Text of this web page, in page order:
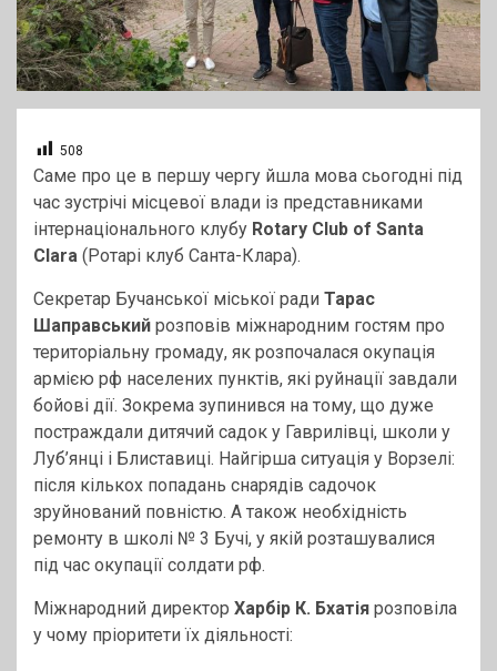
508
Саме про це в першу чергу йшла мова сьогодні під
час зустрічі місцевої влади із представниками
інтернаціонального клубу Rotary Club of Santa
Clara (Ротарі клуб Санта-Клара).
Секретар Бучанської міської ради Тарас
Шаправський розповів міжнародним гостям про
територіальну громаду, як розпочалася окупація
армією рф населених пунктів, які руйнації завдали
бойові дії. Зокрема зупинився на тому, що дуже
постраждали дитячий садок у Гаврилівці, школи у
Луб’янці і Блиставиці. Найгірша ситуація у Ворзелі:
після кількох попадань снарядів садочок
зруйнований повністю. А також необхідність
ремонту в школі № 3 Бучі, у якій розташувалися
під час окупації солдати рф.
Міжнародний директор Харбір К. Бхатія розповіла
у чому пріоритети їх діяльності: